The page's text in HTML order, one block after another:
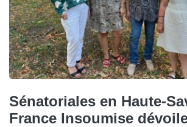
Sénatoriales en Haute-
France Insoumise